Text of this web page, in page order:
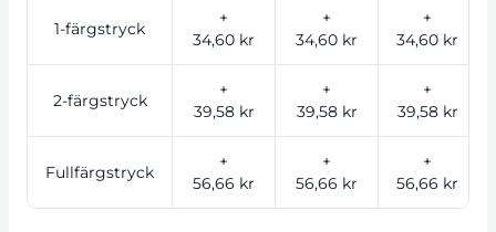
1-färgstryck
+
34,60 kr
+
34,60 kr
+
34,60 kr
2-färgstryck
+
39,58 kr
+
39,58 kr
+
39,58 kr
Fullfärgstryck
+
56,66 kr
+
56,66 kr
+
56,66 kr